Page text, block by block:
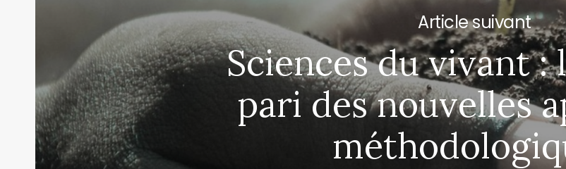
Next Post
Sciences du vivant :
pari des nouvelles